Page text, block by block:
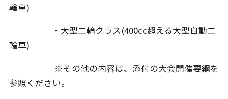
輪車)
・大型二輪クラス(400cc超える大型自動二
輪車)
※その他の内容は、添付の大会開催要綱を
参照ください。